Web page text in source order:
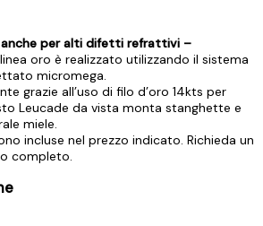
per alti difetti refrattivi –
oro è realizzato utilizzando il sistema
micromega.
grazie all’uso di filo d’oro 14kts per
Leucade da vista monta stanghette e
miele.
incluse nel prezzo indicato. Richieda un
completo.